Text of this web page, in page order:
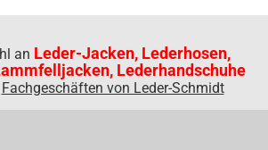
an Leder-Jacken, Lederhosen,
Lederhandschuhe
Fachgeschäften von Leder-Schmidt